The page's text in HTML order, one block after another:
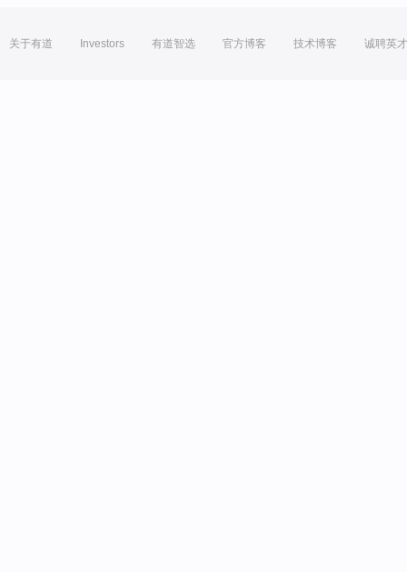
关于有道 Investors 有道智选 官方博客 技术博客 诚聘英才